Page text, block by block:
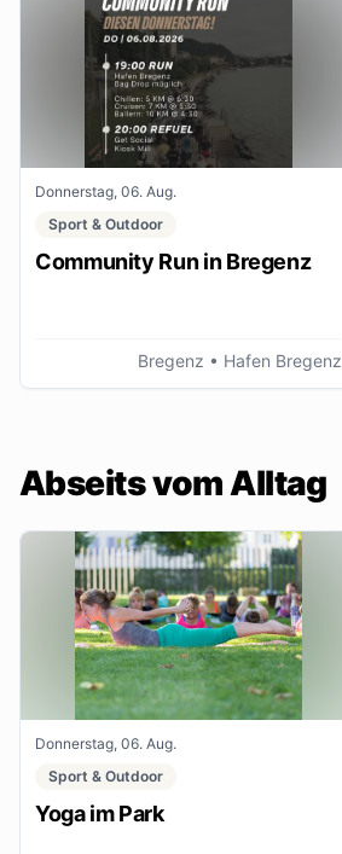
Donnerstag, 06. Aug.
Sport & Outdoor
Community Run in Bregenz
Bregenz • Hafen Bregenz
Abseits vom Alltag
Donnerstag, 06. Aug.
Sport & Outdoor
Yoga im Park